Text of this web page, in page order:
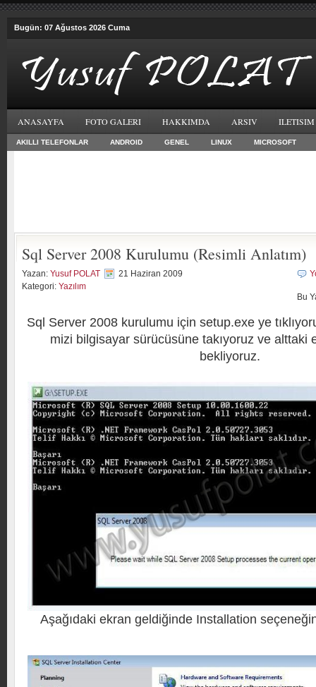
Bugün: 07 Ağustos 2026 Cuma
ANASAYFA FOTO GALERI HAKKIMDA ARSIV ILETISIM
AKILLI TELEFONLAR ANDROID GENEL LINUX MICROSOFT
Sql Server 2008 Kurulumu (Resimli Anlatım)
Yazan: Yusuf POLAT
21 Haziran 2009
Kategori: Yazılım
Bu
Sql Server 2008 kurulumu için setup.exe ye
mizi bilgisayar sürücüsüne takıyoruz ve alttaki
bekliyoruz.
Aşağıdaki ekran geldiğinde Installation